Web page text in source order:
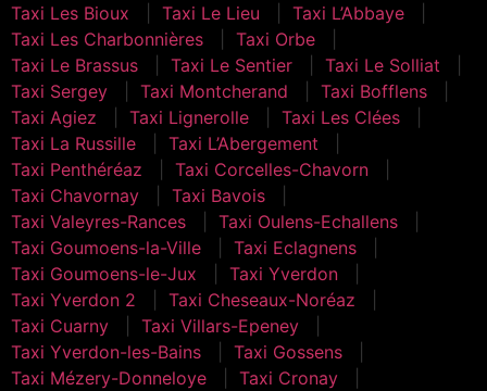
Taxi Les Bioux
Taxi Le Lieu
Taxi L’Abbaye
Taxi Les Charbonnières
Taxi Orbe
Taxi Le Brassus
Taxi Le Sentier
Taxi Le Solliat
Taxi Sergey
Taxi Montcherand
Taxi Bofflens
Taxi Agiez
Taxi Lignerolle
Taxi Les Clées
Taxi La Russille
Taxi L’Abergement
Taxi Penthéréaz
Taxi Corcelles-Chavorn
Taxi Chavornay
Taxi Bavois
Taxi Valeyres-Rances
Taxi Oulens-Echallens
Taxi Goumoens-la-Ville
Taxi Eclagnens
Taxi Goumoens-le-Jux
Taxi Yverdon
Taxi Yverdon 2
Taxi Cheseaux-Noréaz
Taxi Cuarny
Taxi Villars-Epeney
Taxi Yverdon-les-Bains
Taxi Gossens
Taxi Mézery-Donneloye
Taxi Cronay